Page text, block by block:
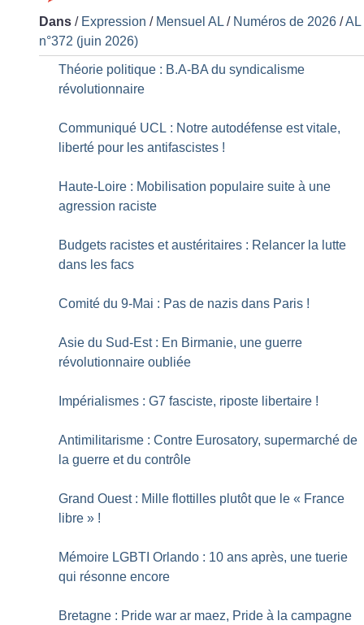
Dans / Expression / Mensuel AL / Numéros de 2026 /AL
n°372 (juin 2026)
Théorie politique : B.A-BA du syndicalisme
révolutionnaire
Communiqué UCL : Notre autodéfense est vitale,
liberté pour les antifascistes !
Haute-Loire : Mobilisation populaire suite à une
agression raciste
Budgets racistes et austéritaires : Relancer la lutte
dans les facs
Comité du 9-Mai : Pas de nazis dans Paris !
Asie du Sud-Est : En Birmanie, une guerre
révolutionnaire oubliée
Impérialismes : G7 fasciste, riposte libertaire !
Antimilitarisme : Contre Eurosatory, supermarché de
la guerre et du contrôle
Grand Ouest : Mille flottilles plutôt que le « France
libre » !
Mémoire LGBTI Orlando : 10 ans après, une tuerie
qui résonne encore
Bretagne : Pride war ar maez, Pride à la campagne